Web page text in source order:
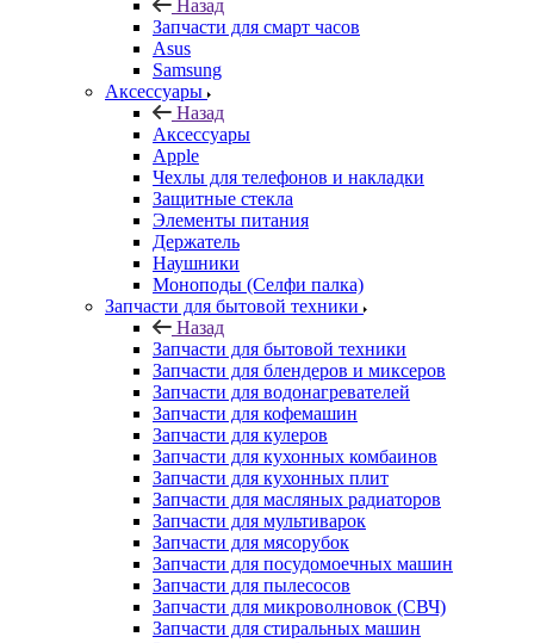
Назад
Запчасти для смарт часов
Asus
Samsung
Аксессуары
Назад
Аксессуары
Apple
Чехлы для телефонов и накладки
Защитные стекла
Элементы питания
Держатель
Наушники
Моноподы (Селфи палка)
Запчасти для бытовой техники
Назад
Запчасти для бытовой техники
Запчасти для блендеров и миксеров
Запчасти для водонагревателей
Запчасти для кофемашин
Запчасти для кулеров
Запчасти для кухонных комбаинов
Запчасти для кухонных плит
Запчасти для масляных радиаторов
Запчасти для мультиварок
Запчасти для мясорубок
Запчасти для посудомоечных машин
Запчасти для пылесосов
Запчасти для микроволновок (СВЧ)
Запчасти для стиральных машин